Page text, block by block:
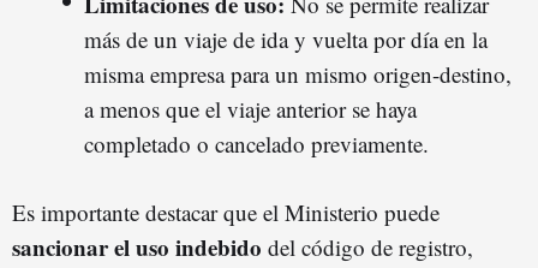
más de un viaje de ida y vuelta por día en la
misma empresa para un mismo origen-destino,
a menos que el viaje anterior se haya
completado o cancelado previamente.
Es importante destacar que el Ministerio puede
sancionar el uso indebido del código de registro,